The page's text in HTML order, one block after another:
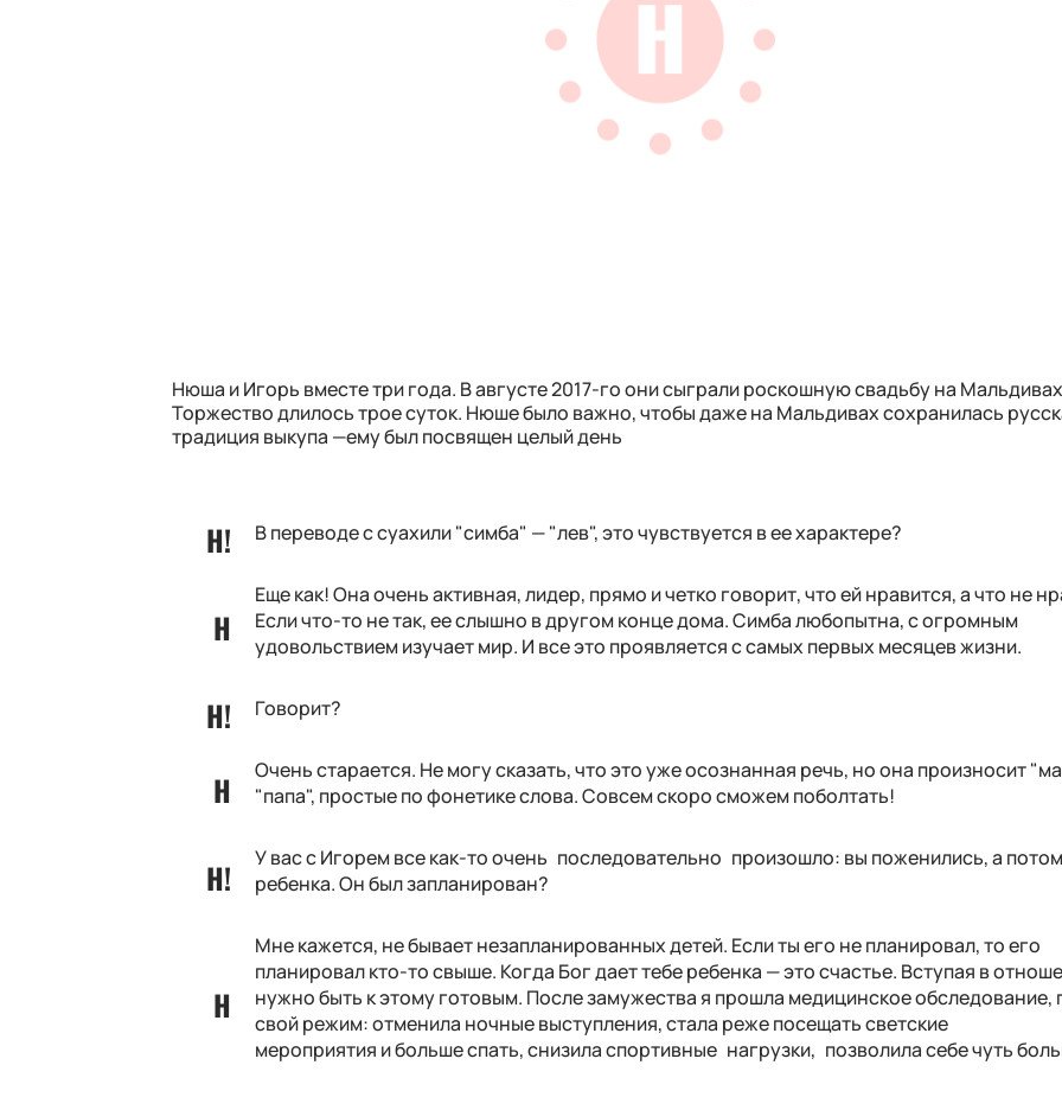
Нюша и Игорь вместе три года. В августе 2017-го они сыграли рос­кошную свадьбу на
Торжество длилось трое суток. Нюше было важно, чтобы даже на Мальдивах сохранилась
традиция выкупа —ему был посвящен целый день
В переводе с суахили "симба" — "лев", это чувствуется в ее характере?
Еще как! Она очень активная, лидер, прямо и четко говорит, что ей нравится, а что не
Если что-то не так, ее слышно в другом конце дома. Симба любопытна, с огромным
удовольствием изучает мир. И все это проявляется с самых первых месяцев жизни.
Говорит?
Очень старается. Не могу сказать, что это уже осознанная речь, но она произносит
"папа", простые по фонетике слова. Совсем скоро сможем поболтать!
У вас с Игорем все как-то очень последовательно про­изошло: вы поженились, а
ребенка. Он был запланирован?
Мне кажется, не бывает незапланированных детей. Если ты его не планировал, то его
планировал кто-то свыше. Когда Бог дает тебе ребенка — это счастье. Вступая в
нужно быть к этому готовым. После замужества я прошла медицинское обследование,
свой режим: отменила ночные выступления, стала реже посещать светские
мероприятия и больше спать, снизила спортивные нагрузки, позволила себе чуть